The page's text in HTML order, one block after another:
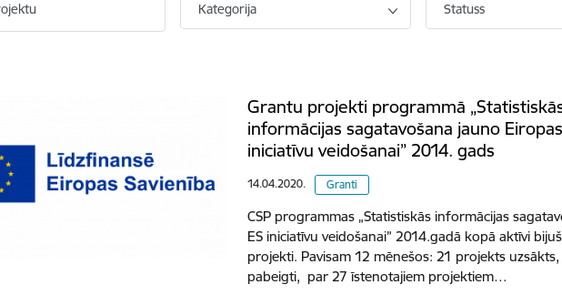
Kategorija Statuss
Grantu projekti programmā
informācijas sagatavošana jauno
iniciatīvu veidošanai” 2014. gads
14.04.2020. Granti
CSP programmas „Statistiskās informācijas
ES iniciatīvu veidošanai” 2014.gadā kopā aktīvi
projekti. Pavisam 12 mēnešos: 21 projekts
pabeigti, par 27 īstenotajiem projektiem…